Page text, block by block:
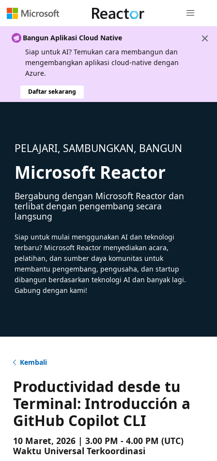
Bangun Aplikasi Cloud Native
Siap untuk AI? Temukan cara membangun dan
mengembangkan aplikasi cloud-native dengan
Azure.
Daftar sekarang
PELAJARI, SAMBUNGKAN, BANGUN
Microsoft Reactor
Bergabung dengan Microsoft Reactor dan
terlibat dengan pengembang secara
langsung
Siap untuk mulai menggunakan AI dan teknologi
terbaru? Microsoft Reactor menyediakan acara,
pelatihan, dan sumber daya komunitas untuk
membantu pengembang, pengusaha, dan startup
dibangun berdasarkan teknologi AI dan banyak lagi.
Gabung dengan kami!
Kembali
Productividad desde tu
Terminal: Introducción a
GitHub Copilot CLI
10 Maret, 2026 | 3.00 PM - 4.00 PM (UTC)
Waktu Universal Terkoordinasi